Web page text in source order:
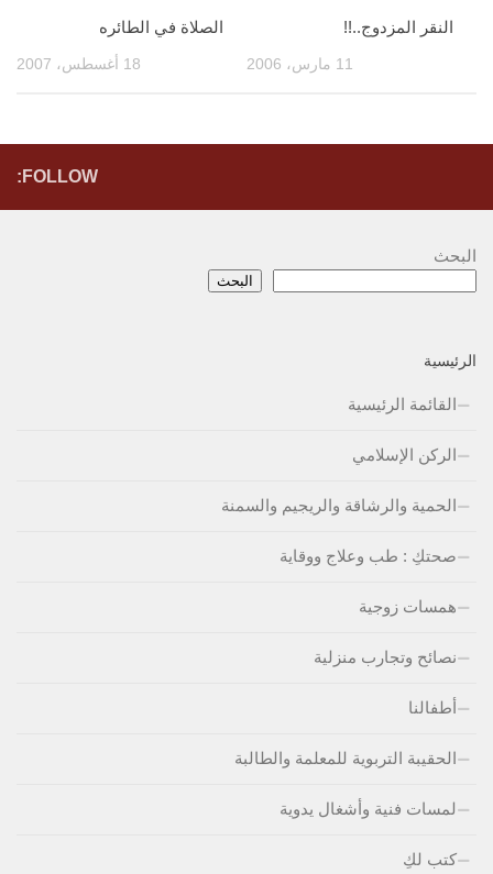
الصلاة في الطائره
18 أغسطس، 2007
النقر المزدوج..!!
11 مارس، 2006
FOLLOW:
البحث
البحث
الرئيسية
القائمة الرئيسية
الركن الإسلامي
الحمية والرشاقة والريجيم والسمنة
صحتكِ : طب وعلاج ووقاية
همسات زوجية
نصائح وتجارب منزلية
أطفالنا
الحقيبة التربوية للمعلمة والطالبة
لمسات فنية وأشغال يدوية
كتب لكِ